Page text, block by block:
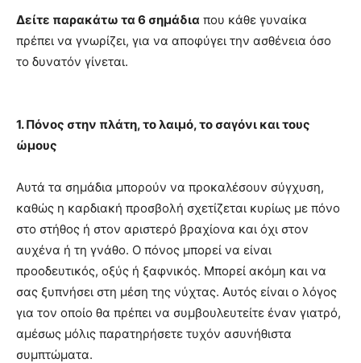
Δείτε παρακάτω τα 6 σημάδια που κάθε γυναίκα
πρέπει να γνωρίζει, για να αποφύγει την ασθένεια όσο
το δυνατόν γίνεται.
1. Πόνος στην πλάτη, το λαιμό, το σαγόνι και τους
ώμους
Αυτά τα σημάδια μπορούν να προκαλέσουν σύγχυση,
καθώς η καρδιακή προσβολή σχετίζεται κυρίως με πόνο
στο στήθος ή στον αριστερό βραχίονα και όχι στον
αυχένα ή τη γνάθο. Ο πόνος μπορεί να είναι
προοδευτικός, οξύς ή ξαφνικός. Μπορεί ακόμη και να
σας ξυπνήσει στη μέση της νύχτας. Αυτός είναι ο λόγος
για τον οποίο θα πρέπει να συμβουλευτείτε έναν γιατρό,
αμέσως μόλις παρατηρήσετε τυχόν ασυνήθιστα
συμπτώματα.